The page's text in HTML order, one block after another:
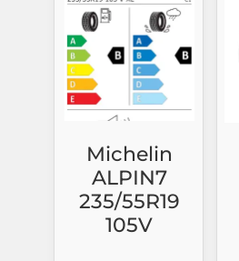
625.87 lei.
Michelin
ALPIN7
235/55R19
105V